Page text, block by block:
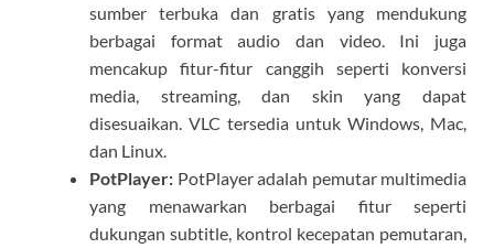
sumber terbuka dan gratis yang mendukung
berbagai format audio dan video. Ini juga
mencakup fitur-fitur canggih seperti konversi
media, streaming, dan skin yang dapat
disesuaikan. VLC tersedia untuk Windows, Mac,
dan Linux.
PotPlayer: PotPlayer adalah pemutar multimedia
yang menawarkan berbagai fitur seperti
dukungan subtitle, kontrol kecepatan pemutaran,